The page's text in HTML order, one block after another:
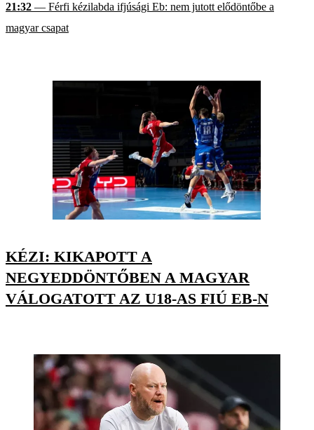
21:32 — Férfi kézilabda ifjúsági Eb: nem jutott elődöntőbe a
magyar csapat
KÉZI: KIKAPOTT A
NEGYEDDÖNTŐBEN A MAGYAR
VÁLOGATOTT AZ U18-AS FIÚ EB-N